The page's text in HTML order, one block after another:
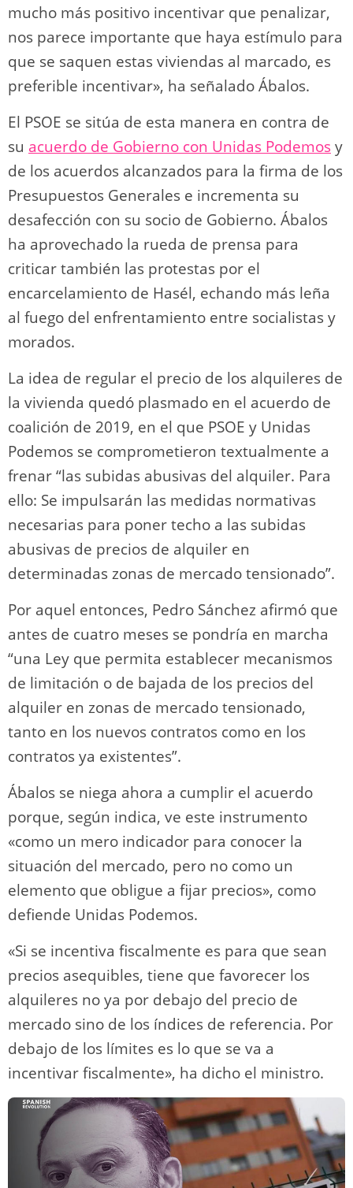
mucho más positivo incentivar que penalizar,
nos parece importante que haya estímulo para
que se saquen estas viviendas al marcado, es
preferible incentivar», ha señalado Ábalos.
El PSOE se sitúa de esta manera en contra de
su acuerdo de Gobierno con Unidas Podemosy
de los acuerdos alcanzados para la firma de los
Presupuestos Generales e incrementa su
desafección con su socio de Gobierno. Ábalos
ha aprovechado la rueda de prensa para
criticar también las protestas por el
encarcelamiento de Hasél, echando más leña
al fuego del enfrentamiento entre socialistas y
morados.
La idea de regular el precio de los alquileres de
la vivienda quedó plasmado en el acuerdo de
coalición de 2019, en el que PSOE y Unidas
Podemos se comprometieron textualmente a
frenar “las subidas abusivas del alquiler. Para
ello: Se impulsarán las medidas normativas
necesarias para poner techo a las subidas
abusivas de precios de alquiler en
determinadas zonas de mercado tensionado”.
Por aquel entonces, Pedro Sánchez afirmó que
antes de cuatro meses se pondría en marcha
“una Ley que permita establecer mecanismos
de limitación o de bajada de los precios del
alquiler en zonas de mercado tensionado,
tanto en los nuevos contratos como en los
contratos ya existentes”.
Ábalos se niega ahora a cumplir el acuerdo
porque, según indica, ve este instrumento
«como un mero indicador para conocer la
situación del mercado, pero no como un
elemento que obligue a fijar precios», como
defiende Unidas Podemos.
«Si se incentiva fiscalmente es para que sean
precios asequibles, tiene que favorecer los
alquileres no ya por debajo del precio de
mercado sino de los índices de referencia. Por
debajo de los límites es lo que se va a
incentivar fiscalmente», ha dicho el ministro.